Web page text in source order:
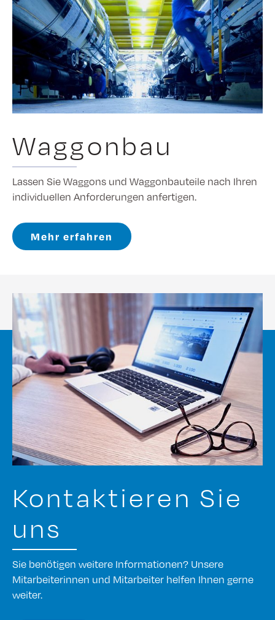
Waggonbau
Lassen Sie Waggons und Waggonbauteile nach Ihren
individuellen Anforderungen anfertigen.
Mehr erfahren
Kontaktieren Sie
uns
Sie benötigen weitere Informationen? Unsere
Mitarbeiterinnen und Mitarbeiter helfen Ihnen gerne
weiter.